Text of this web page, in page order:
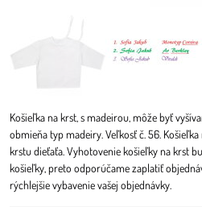
Košieľka na krst, s madeirou, môže byť
obmieňa typ madeiry. Veľkosť č. 56.
krstu dieťaťa. Vyhotovenie košieľky na krst
košieľky, preto odporúčame zaplatiť
rýchlejšie vybavenie vašej objednávky.